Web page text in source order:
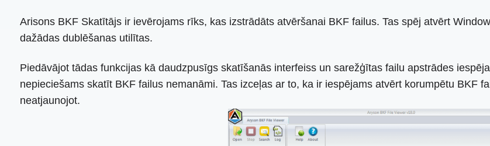
Arisons BKF Skatītājs ir ievērojams rīks, kas izstrādāts atvēršanai BKF failus. Tas spēj atvērt
dažādas dublēšanas utilītas.
Piedāvājot tādas funkcijas kā daudzpusīgs skatīšanās interfeiss un sarežģītas failu apstrādes
nepieciešams skatīt BKF failus nemanāmi. Tas izceļas ar to, ka ir iespējams atvērt korumpētu BKF
neatjaunojot.